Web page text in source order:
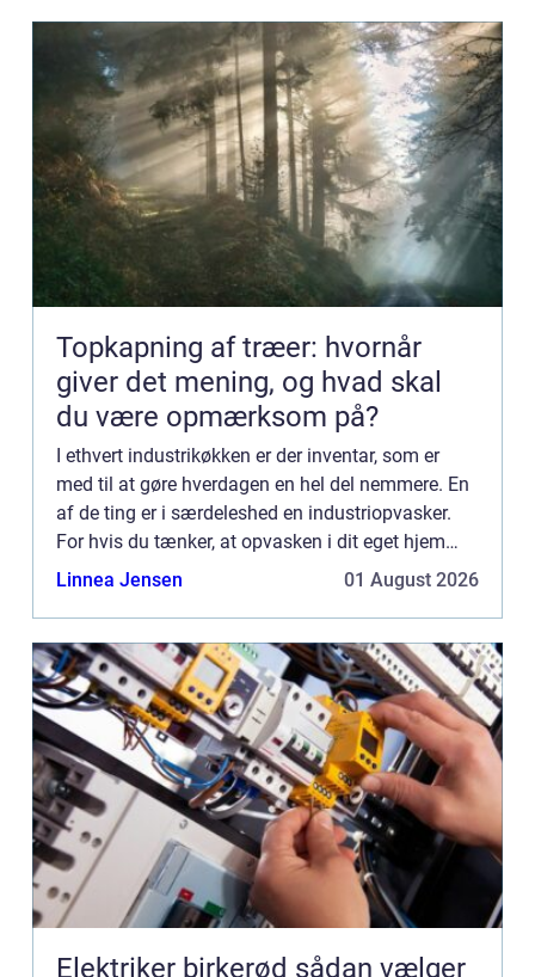
Topkapning af træer: hvornår
giver det mening, og hvad skal
du være opmærksom på?
I ethvert industrikøkken er der inventar, som er
med til at gøre hverdagen en hel del nemmere. En
af de ting er i særdeleshed en industriopvasker.
For hvis du tænker, at opvasken i dit eget hjem
kan være træls at...
Linnea Jensen 01 August 2026
Elektriker birkerød sådan vælger